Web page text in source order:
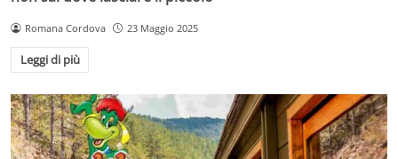
Romana Cordova 23 Maggio 2025
Leggi di più